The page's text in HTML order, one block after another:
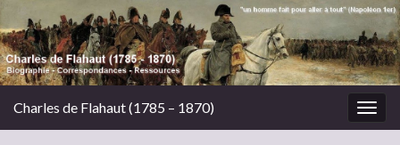
Charles de Flahaut (1785 – 1870)